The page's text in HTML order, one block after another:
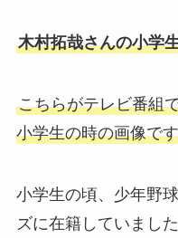
木村拓哉さんの小学
こちらがテレビ番組
小学生の時の画像で
小学生の頃、少年野
ズに在籍していました